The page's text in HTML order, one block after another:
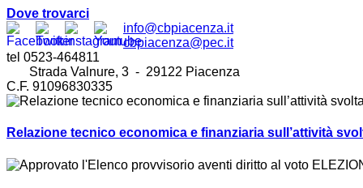
Dove trovarci
info@cbpiacenza.it
cbpiacenza@pec.it
tel 0523-464811
Strada Valnure, 3 - 29122 Piacenza
C.F. 91096830335
Relazione tecnico economica e finanziaria sull’attività